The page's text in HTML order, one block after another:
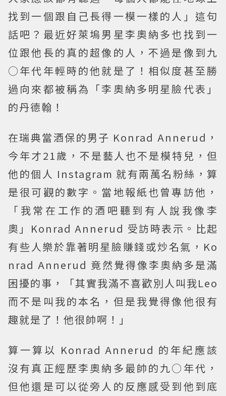
找到一個跟自己長得一模一樣的人」這句
話吧？最近好萊塢男星李奧納多也找到一
位跟他長的真的超像的人，不過是像到九
○年代年輕時的他就是了！相似度甚至勝
過向來都被稱為「李奧納多明星臉代表」
的丹德翰！
在瑞典當酒保的男子 Konrad Annerud，
今年才21歲，不是藝人也不是模特兒，但
他的個人 Instagram 就有兩萬名粉絲，算
是很可觀的數字。當地報紙也曾專訪他，
「我常在工作的酒吧聽到有人說我像李
奧」Konrad Annerud 受訪時表示。比起
有些人樂於靠著明星臉賺錢或炒名氣，Ko
nrad Annerud 竟然覺得像李奧納多是滿
困擾的事，「其實我滿不喜歡別人叫我Leo
而不是叫我的本名，但是我覺得像他很有
趣就是了！他很帥啊！」
算一算以 Konrad Annerud 的年紀應該
沒有真正經歷李奧納多最帥的九○年代，
但他還是可以從旁人的反應感受到他到底